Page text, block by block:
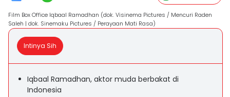
Film Box Office Iqbaal Ramadhan (dok. Visinema Pictures / Mencuri Raden
Saleh | dok. Sinemaku Pictures / Perayaan Mati Rasa)
Intinya Sih
Iqbaal Ramadhan, aktor muda berbakat di
Indonesia